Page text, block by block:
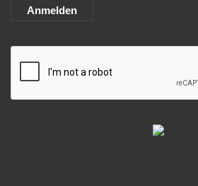
Anmelden